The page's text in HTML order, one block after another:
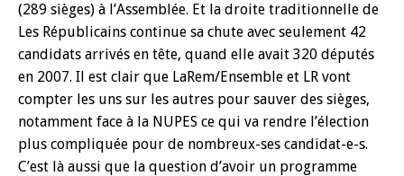
(289 sièges) à l’Assemblée. Et la droite traditionnelle de
Les Républicains continue sa chute avec seulement 42
candidats arrivés en tête, quand elle avait 320 députés
en 2007. Il est clair que LaRem/Ensemble et LR vont
compter les uns sur les autres pour sauver des sièges,
notamment face à la NUPES ce qui va rendre l’élection
plus compliquée pour de nombreux-ses candidat-e-s.
C’est là aussi que la question d’avoir un programme